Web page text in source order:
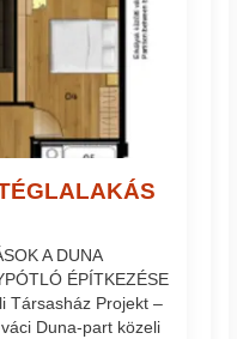
A DUNA
ÉPÍTKEZÉSE
Társasház Projekt –
Duna-part közeli